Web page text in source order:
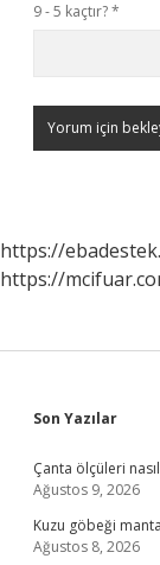
9 - 5 kaçtır?*
https://
https://
Son Yazılar
Çanta ölçüleri
Ağustos 9, 2026
Kuzu göbeği
Ağustos 8, 2026